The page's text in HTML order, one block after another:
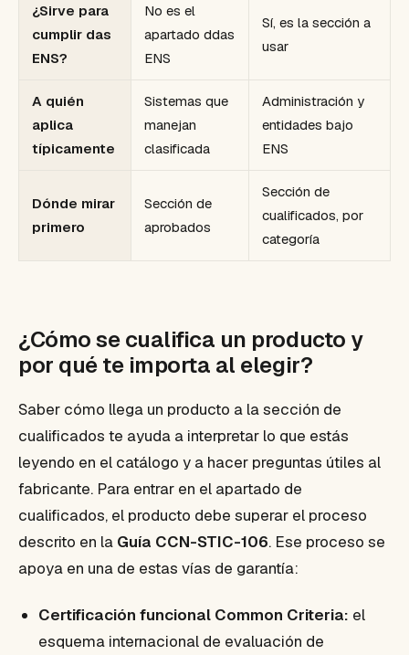
¿Sirve para
cumplir das
ENS?
No es el
apartado ddas
ENS
Sí, es la sección a
usar
A quién
aplica
típicamente
Sistemas que
manejan
clasificada
Administración y
entidades bajo
ENS
Dónde mirar
primero
Sección de
aprobados
Sección de
cualificados, por
categoría
¿Cómo se cualifica un producto y
por qué te importa al elegir?
Saber cómo llega un producto a la sección de
cualificados te ayuda a interpretar lo que estás
leyendo en el catálogo y a hacer preguntas útiles al
fabricante. Para entrar en el apartado de
cualificados, el producto debe superar el proceso
descrito en la Guía CCN-STIC-106. Ese proceso se
apoya en una de estas vías de garantía:
Certificación funcional Common Criteria: el
esquema internacional de evaluación de